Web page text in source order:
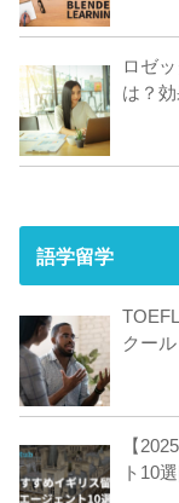
ロゼ
は？
語学留学
クー
【
ト10